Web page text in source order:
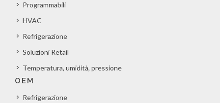
Programmabili
HVAC
Refrigerazione
Soluzioni Retail
Temperatura, umidità, pressione
OEM
Refrigerazione